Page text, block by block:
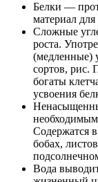
Белки —
материал
Сложные
роста.
(медленные)
сортов, рис.
богаты
усвоения
Содержатся
бобах,
Вода